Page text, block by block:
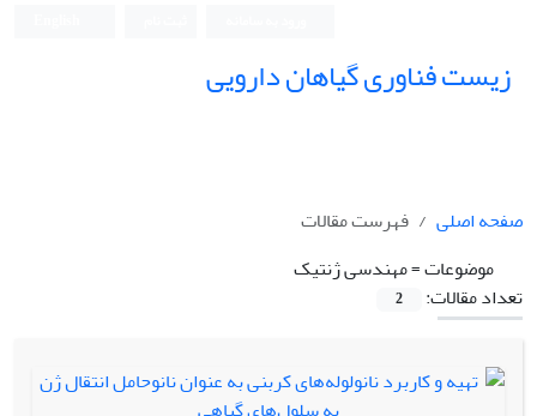
زیست فناوری گیاهان دارویی
صفحه اصلی
فهرست مقالات
موضوعات =مهندسی ژنتیک
تعداد مقالات:
2